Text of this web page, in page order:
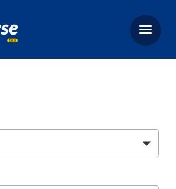
Börse,
Neuwagen